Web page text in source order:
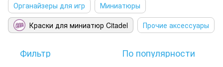
Органайзеры для игр
Миниатюры
Краски для миниатюр Citadel
Прочие аксессуары
Фильтр По популярности